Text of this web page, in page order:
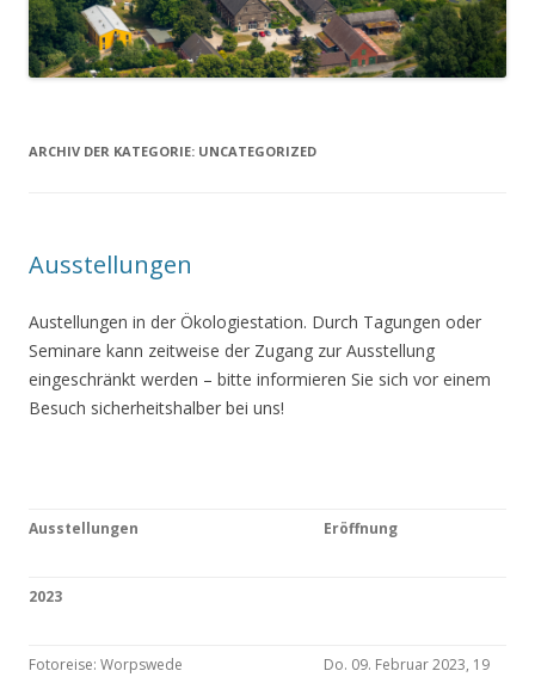
ARCHIV DER KATEGORIE: UNCATEGORIZED
Ausstellungen
Austellungen in der Ökologiestation. Durch Tagungen oder
Seminare kann zeitweise der Zugang zur Ausstellung
eingeschränkt werden – bitte informieren Sie sich vor einem
Besuch sicherheitshalber bei uns!
Ausstellungen Eröffnung
2023
Fotoreise: Worpswede
Do. 09. Februar 2023, 19